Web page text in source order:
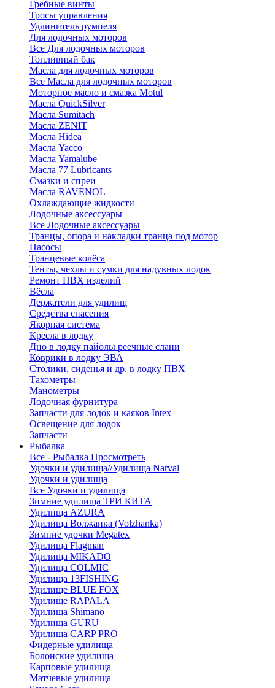
Гребные винты
Тросы управления
Удлинитель румпеля
Для лодочных моторов
Все Для лодочных моторов
Топливный бак
Масла для лодочных моторов
Все Масла для лодочных моторов
Моторное масло и смазка Motul
Масла QuickSilver
Масла Sumitach
Масла ZENIT
Масла Hidea
Масла Yacco
Масла Yamalube
Масла 77 Lubricants
Смазки и спреи
Масла RAVENOL
Охлаждающие жидкости
Лодочные аксессуары
Все Лодочные аксессуары
Транцы, опора и накладки транца под мотор
Насосы
Транцевые колёса
Тенты, чехлы и сумки для надувных лодок
Ремонт ПВХ изделий
Вёсла
Держатели для удилищ
Средства спасения
Якорная система
Кресла в лодку
Дно в лодку пайолы реечные слани
Коврики в лодку ЭВА
Столики, сиденья и др. в лодку ПВХ
Тахометры
Манометры
Лодочная фурнитура
Запчасти для лодок и каяков Intex
Освещение для лодок
Запчасти
Рыбалка
Все - Рыбалка Просмотреть
Удочки и удилища//Удилища Narval
Удочки и удилища
Все Удочки и удилища
Зимние удилища ТРИ КИТА
Удилища AZURA
Удилища Волжанка (Volzhanka)
Зимние удочки Megatex
Удилища Flagman
Удилища MIKADO
Удилища COLMIC
Удилища 13FISHING
Удилище BLUE FOX
Удилище RAPALA
Удилища Shimano
Удилища GURU
Удилища CARP PRO
Фидерные удилища
Болонские удилища
Карповые удилища
Матчевые удилища